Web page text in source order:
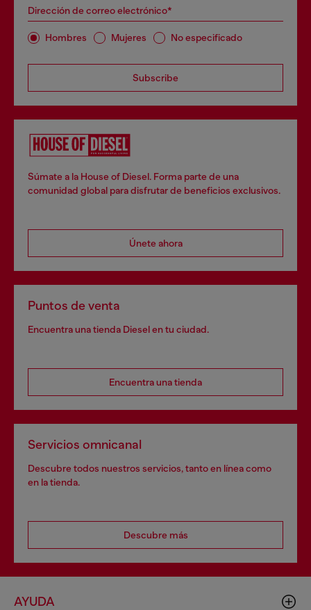
Dirección de correo electrónico*
Hombres Mujeres No especificado
Subscribe
Súmate a la House of Diesel. Forma parte de una
comunidad global para disfrutar de beneficios exclusivos.
Únete ahora
Puntos de venta
Encuentra una tienda Diesel en tu ciudad.
Encuentra una tienda
Servicios omnicanal
Descubre todos nuestros servicios, tanto en línea como
en la tienda.
Descubre más
AYUDA